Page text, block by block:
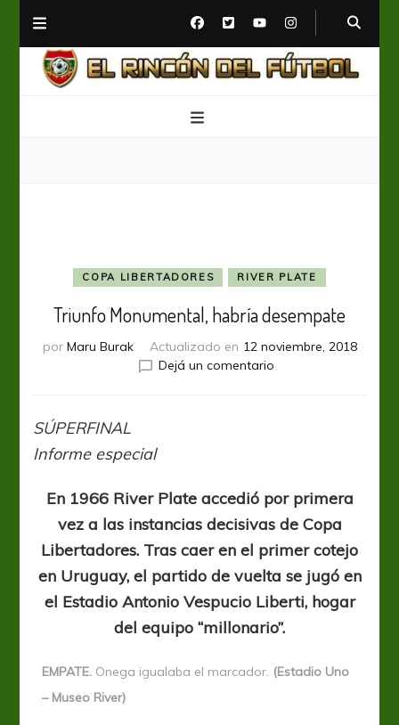
COPA LIBERTADORES RIVER PLATE
Triunfo Monumental, habría desempate
por Maru Burak Actualizado en 12 noviembre, 2018
Dejá un comentarioen
SÚPERFINAL
Informe especial
En 1966 River Plate accedió por primera
vez a las instancias decisivas de Copa
Libertadores. Tras caer en el primer cotejo
en Uruguay, el partido de vuelta se jugó en
el Estadio Antonio Vespucio Liberti, hogar
del equipo “millonario”.
EMPATE.Onega igualaba el marcador. (Estadio Uno
– Museo River)